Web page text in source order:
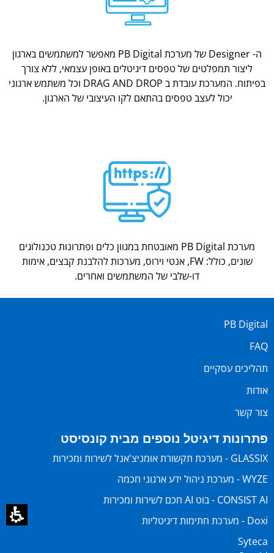
ה- Designer של מערכת PB Digital מאפשר למשתמשים בארגון
ליצור תמפלטים של טפסים דיגיטלים באופן עצמאי, ללא צורך
בפיתוח. המערכת עובדת ב DRAG AND DROP וכל משתמש ארגוני
יכול לעצב טפסים בהתאם לקו העיצובי של הארגון.
מערכת PB Digital מאובטחת במגוון כלים ופתרונות טכנולוגים
שונים, כולל: FW, אנטי וירוס, מערכות להלבנת קבצים, אימות
דו-שלבי של המשתמשים ואחרים.
PB Digital
FAQ
תהליכים עסקיים
אודות
צור קשר
פתרונות דיגיטל נוספים מבית קונסיסט
GLASSIX - מערכת תקשורת אומניצ'אנל לשירות ומכירות
WYZE - מערכת ניהול ידע ארגוני חכמה
CONSIST AI - בוט AI חכם לשירות ומכירות
Doxi - מערכת חתימות דיגיטליות
Syteca